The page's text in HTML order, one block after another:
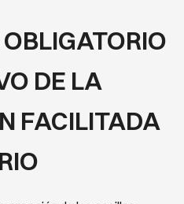
DE LA
FACILITADA